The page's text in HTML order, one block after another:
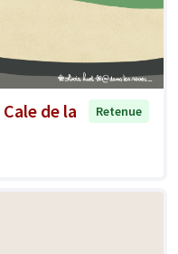
de la
Retenue